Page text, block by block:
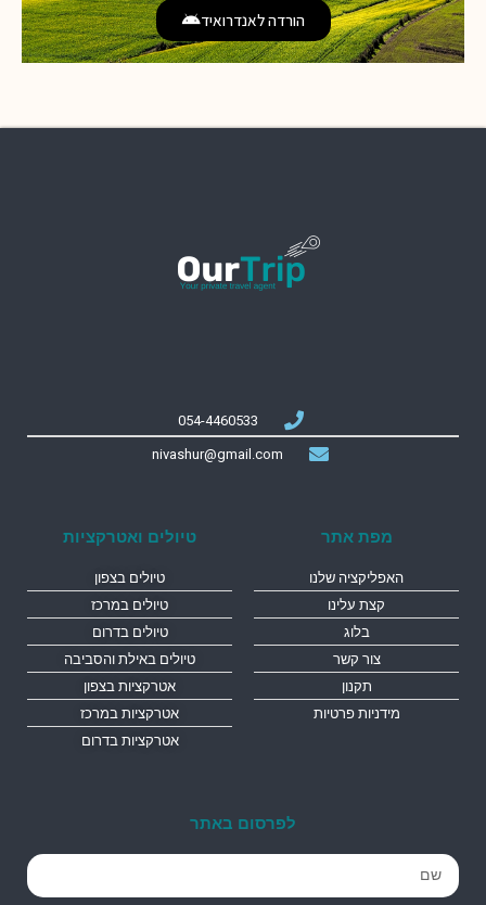
הורדה לאנדרואיד
054-4460533
nivashur@gmail.com
מפת אתר
האפליקציה שלנו
קצת עלינו
בלוג
צור קשר
תקנון
מידניות פרטיות
טיולים ואטרקציות
טיולים בצפון
טיולים במרכז
טיולים בדרום
טיולים באילת והסביבה
אטרקציות בצפון
אטרקציות במרכז
אטרקציות בדרום
לפרסום באתר